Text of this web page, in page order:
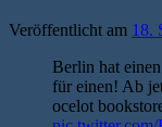
Veröffentlicht am 18.
Berlin hat
für einen! Ab
ocelot